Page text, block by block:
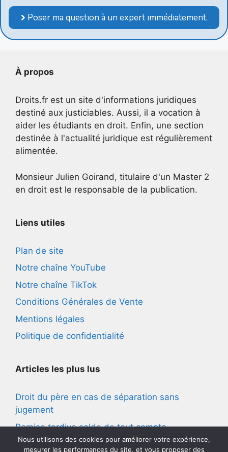
Poser ma question à un expert immédiatement.
À propos
Droits.fr est un site d'informations juridiques
destiné aux justiciables. Aussi, il a vocation à
aider les étudiants en droit. Enfin, une section
destinée à l'actualité juridique est régulièrement
alimentée.
Monsieur Julien Goirand, titulaire d'un Master 2
en droit est le responsable de la publication.
Liens utiles
Plan de site
Notre chaîne YouTube
Notre chaîne TikTok
Conditions Générales de Vente
Mentions légales
Politique de confidentialité
Articles les plus lus
Droit du père en cas de séparation sans
jugement
Remise tardive solde de tout compte
Harcèlement moral vie privée
Nous utilisons des cookies pour améliorer votre expérience,
mesurer les performances du site, et vous proposer des